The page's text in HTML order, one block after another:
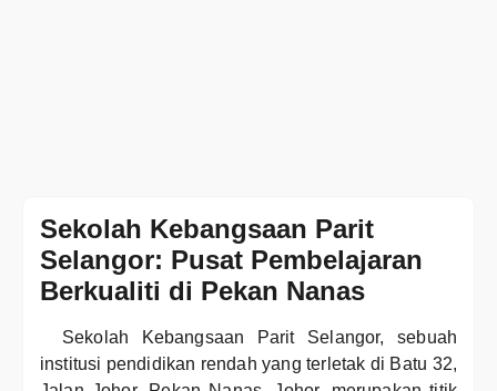
Sekolah Kebangsaan Parit
Selangor: Pusat Pembelajaran
Berkualiti di Pekan Nanas
Sekolah Kebangsaan Parit Selangor, sebuah
institusi pendidikan rendah yang terletak di Batu 32,